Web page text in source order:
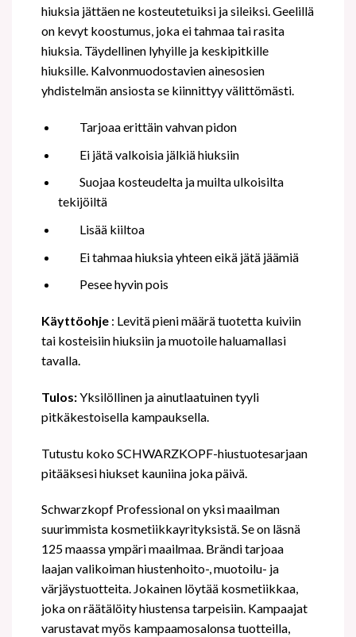
hiuksia jättäen ne kosteutetuiksi ja sileiksi. Geelillä
on kevyt koostumus, joka ei tahmaa tai rasita
hiuksia. Täydellinen lyhyille ja keskipitkille
hiuksille. Kalvonmuodostavien ainesosien
yhdistelmän ansiosta se kiinnittyy välittömästi.
Tarjoaa erittäin vahvan pidon
Ei jätä valkoisia jälkiä hiuksiin
Suojaa kosteudelta ja muilta ulkoisilta
tekijöiltä
Lisää kiiltoa
Ei tahmaa hiuksia yhteen eikä jätä jäämiä
Pesee hyvin pois
Käyttöohje : Levitä pieni määrä tuotetta kuiviin
tai kosteisiin hiuksiin ja muotoile haluamallasi
tavalla.
Tulos:Yksilöllinen ja ainutlaatuinen tyyli
pitkäkestoisella kampauksella.
Tutustu koko SCHWARZKOPF-hiustuotesarjaan
pitääksesi hiukset kauniina joka päivä.
Schwarzkopf Professional on yksi maailman
suurimmista kosmetiikkayrityksistä. Se on läsnä
125 maassa ympäri maailmaa. Brändi tarjoaa
laajan valikoiman hiustenhoito-, muotoilu- ja
värjäystuotteita. Jokainen löytää kosmetiikkaa,
joka on räätälöity hiustensa tarpeisiin. Kampaajat
varustavat myös kampaamosalonsa tuotteilla,